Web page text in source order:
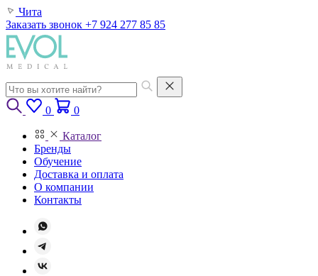
Чита
Заказать звонок +7 924 277 85 85
0 0
Каталог
Бренды
Обучение
Доставка и оплата
О компании
Контакты